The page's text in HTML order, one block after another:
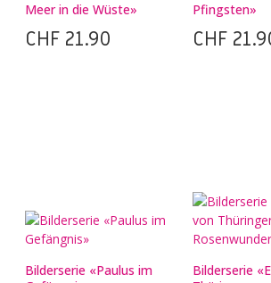
Meer in die Wüste»
CHF 21.90
Pfingsten»
CHF
Bilderserie «Paulus im
Bilderserie